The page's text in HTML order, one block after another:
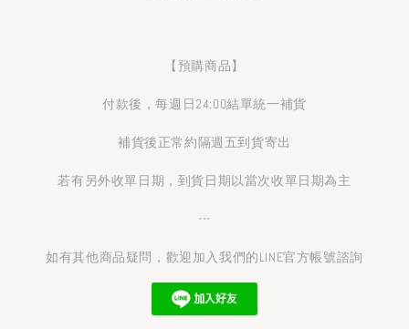
【預購商品】
付款後，每週日24:00結單統一補貨
補貨後正常約隔週五到貨寄出
若有另外收單日期，到貨日期以當次收單日期為主
---
如有其他商品疑問，歡迎加入我們的LINE官方帳號諮詢